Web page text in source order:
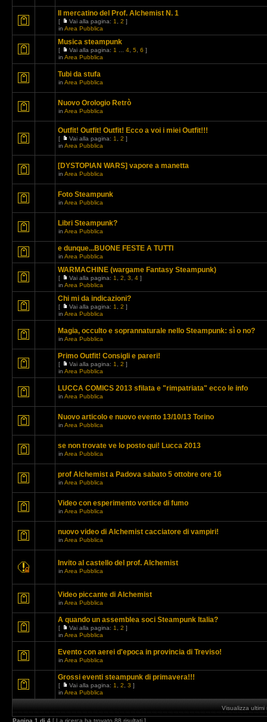
Il mercatino del Prof. Alchemist N. 1
[ Vai alla pagina: 1 2 ]
in Area Pubblica
Musica steampunk
[ Vai alla pagina: 1 4 5 6 ]
in Area Pubblica
Tubi da stufa
in Area Pubblica
Nuovo Orologio Retrò
in Area Pubblica
Outfit! Outfit! Outfit! Ecco a voi i miei Outfit!!!
[ Vai alla pagina: 1 2 ]
in Area Pubblica
[DYSTOPIAN WARS] vapore a manetta
in Area Pubblica
Foto Steampunk
in Area Pubblica
Libri Steampunk?
in Area Pubblica
e dunque...BUONE FESTE A TUTTI
in Area Pubblica
WARMACHINE (wargame Fantasy Steampunk)
[ Vai alla pagina: 1 2 3 4 ]
in Area Pubblica
Chi mi da indicazioni?
[ Vai alla pagina: 1 2 ]
in Area Pubblica
Magia, occulto e soprannaturale nello Steampunk: sì o no?
in Area Pubblica
Primo Outfit! Consigli e pareri!
[ Vai alla pagina: 1 2 ]
in Area Pubblica
LUCCA COMICS 2013 sfilata e "rimpatriata" ecco le info
in Area Pubblica
Nuovo articolo e nuovo evento 13/10/13 Torino
in Area Pubblica
se non trovate ve lo posto qui! Lucca 2013
in Area Pubblica
prof Alchemist a Padova sabato 5 ottobre ore 16
in Area Pubblica
Video con esperimento vortice di fumo
in Area Pubblica
nuovo video di Alchemist cacciatore di vampiri!
in Area Pubblica
Invito al castello del prof. Alchemist
in Area Pubblica
Video piccante di Alchemist
in Area Pubblica
A quando un assemblea soci Steampunk Italia?
[ Vai alla pagina: 1 2 ]
in Area Pubblica
Evento con aerei d'epoca in provincia di Treviso!
in Area Pubblica
Grossi eventi steampunk di primavera!!!
[ Vai alla pagina: 1 2 3 ]
in Area Pubblica
Visualizza ultimi
Pagina 1 di 4 [ La ricerca ha trovato 88 risultati ]